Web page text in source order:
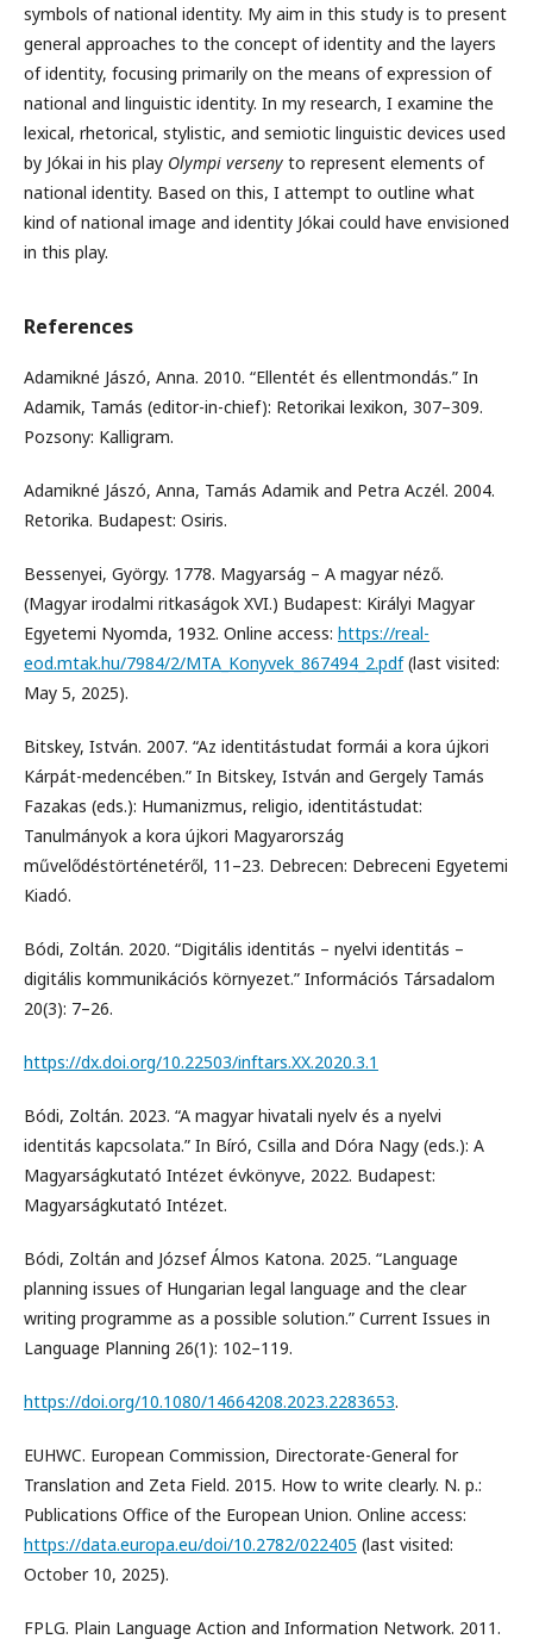
symbols of national identity. My aim in this study is to present
general approaches to the concept of identity and the layers
of identity, focusing primarily on the means of expression of
national and linguistic identity. In my research, I examine the
lexical, rhetorical, stylistic, and semiotic linguistic devices used
by Jókai in his play Olympi verseny to represent elements of
national identity. Based on this, I attempt to outline what
kind of national image and identity Jókai could have envisioned
in this play.
References
Adamikné Jászó, Anna. 2010. “Ellentét és ellentmondás.” In
Adamik, Tamás (editor-in-chief): Retorikai lexikon, 307–309.
Pozsony: Kalligram.
Adamikné Jászó, Anna, Tamás Adamik and Petra Aczél. 2004.
Retorika. Budapest: Osiris.
Bessenyei, György. 1778. Magyarság – A magyar néző.
(Magyar irodalmi ritkaságok XVI.) Budapest: Királyi Magyar
Egyetemi Nyomda, 1932. Online access: https://real-
eod.mtak.hu/7984/2/MTA_Konyvek_867494_2.pdf(last visited:
May 5, 2025).
Bitskey, István. 2007. “Az identitástudat formái a kora újkori
Kárpát-medencében.” In Bitskey, István and Gergely Tamás
Fazakas (eds.): Humanizmus, religio, identitástudat:
Tanulmányok a kora újkori Magyarország
művelődéstörténetéről, 11–23. Debrecen: Debreceni Egyetemi
Kiadó.
Bódi, Zoltán. 2020. “Digitális identitás – nyelvi identitás –
digitális kommunikációs környezet.” Információs Társadalom
20(3): 7–26.
https://dx.doi.org/10.22503/inftars.XX.2020.3.1
Bódi, Zoltán. 2023. “A magyar hivatali nyelv és a nyelvi
identitás kapcsolata.” In Bíró, Csilla and Dóra Nagy (eds.): A
Magyarságkutató Intézet évkönyve, 2022. Budapest:
Magyarságkutató Intézet.
Bódi, Zoltán and József Álmos Katona. 2025. “Language
planning issues of Hungarian legal language and the clear
writing programme as a possible solution.” Current Issues in
Language Planning 26(1): 102–119.
https://doi.org/10.1080/14664208.2023.2283653.
EUHWC. European Commission, Directorate-General for
Translation and Zeta Field. 2015. How to write clearly. N. p.:
Publications Office of the European Union. Online access:
https://data.europa.eu/doi/10.2782/022405 (last visited:
October 10, 2025).
FPLG. Plain Language Action and Information Network. 2011.